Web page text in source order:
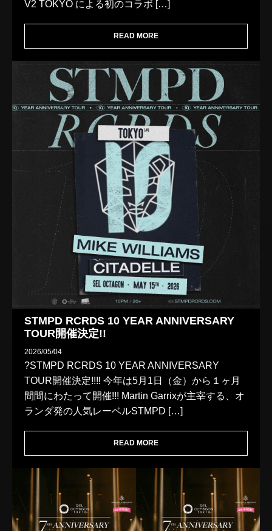
V2 TOKYO による初のコラボ […]
READ MORE
STMPD RCRDS 10 YEAR ANNIVERSARY
TOUR開催決定!!
2026/05/04
?STMPD RCRDS 10 YEAR ANNIVERSARY
TOUR開催決定!!‼️ 今年は5月1日（金）から１ヶ月
間間にわたって開催!!! Martin Garrixが主宰する、オ
ランダ発の人気レーベルSTMPD […]
READ MORE